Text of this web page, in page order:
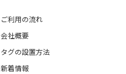
ご利用の流れ
会社概要
タグの設置方法
新着情報